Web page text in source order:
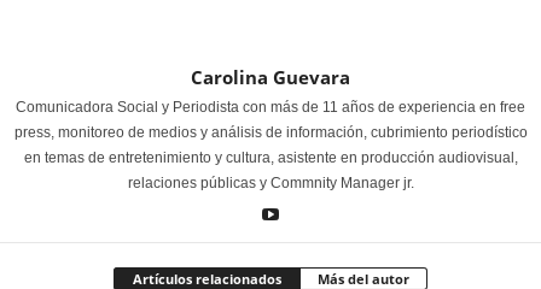
Carolina Guevara
Comunicadora Social y Periodista con más de 11 años de experiencia en free
press, monitoreo de medios y análisis de información, cubrimiento periodístico
en temas de entretenimiento y cultura, asistente en producción audiovisual,
relaciones públicas y Commnity Manager jr.
Artículos relacionados Más del autor